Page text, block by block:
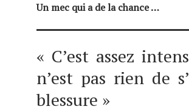
Un mec qui a de la chance …
« C’est assez
n’est pas rien de
blessure »